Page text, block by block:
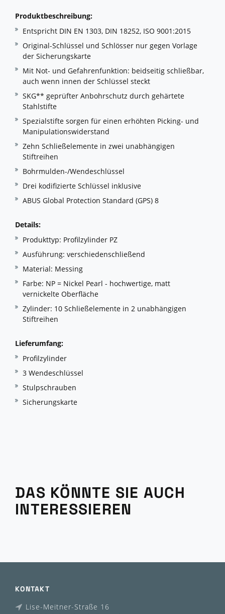
Produktbeschreibung:
Entspricht DIN EN 1303, DIN 18252, ISO 9001:2015
Original-Schlüssel und Schlösser nur gegen Vorlage
der Sicherungskarte
Mit Not- und Gefahrenfunktion: beidseitig schließbar,
auch wenn innen der Schlüssel steckt
SKG** geprüfter Anbohrschutz durch gehärtete
Stahlstifte
Spezialstifte sorgen für einen erhöhten Picking- und
Manipulationswiderstand
Zehn Schließelemente in zwei unabhängigen
Stiftreihen
Bohrmulden-/Wendeschlüssel
Drei kodifizierte Schlüssel inklusive
ABUS Global Protection Standard (GPS) 8
Details:
Produkttyp: Profilzylinder PZ
Ausführung: verschiedenschließend
Material: Messing
Farbe: NP = Nickel Pearl - hochwertige, matt
vernickelte Oberfläche
Zylinder: 10 Schließelemente in 2 unabhängigen
Stiftreihen
Lieferumfang:
Profilzylinder
3 Wendeschlüssel
Stulpschrauben
Sicherungskarte
DAS KÖNNTE SIE AUCH
INTERESSIEREN
KONTAKT
Lise-Meitner-Straße 16